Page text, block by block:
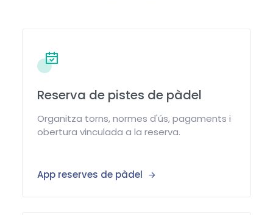
Reserva de pistes de pàdel
Organitza torns, normes d'ús, pagaments i
obertura vinculada a la reserva.
App reserves de pàdel